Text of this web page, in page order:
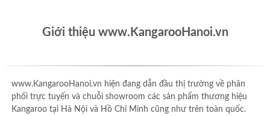
Giới thiệu www.KangarooHanoi.vn
www.KangarooHanoi.vn hiện đang dẫn đầu thị trường về phân
phối trực tuyến và chuỗi showroom các sản phẩm thương hiệu
Kangaroo tại Hà Nội và Hồ Chí Minh cũng như trên toàn quốc.